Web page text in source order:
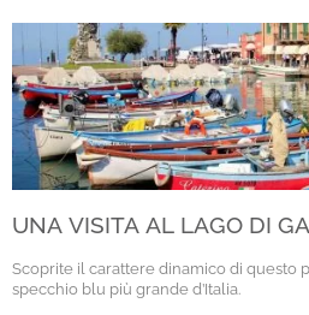
UNA VISITA AL LAGO DI
Scoprite il carattere dinamico di questo
specchio blu più grande d’Italia.